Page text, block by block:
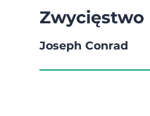
Zwycięstwo
Joseph Conrad